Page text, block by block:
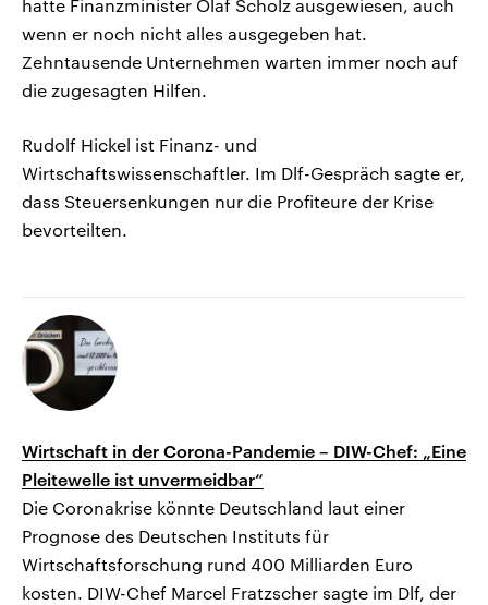
hatte Finanzminister Olaf Scholz ausgewiesen, auch
wenn er noch nicht alles ausgegeben hat.
Zehntausende Unternehmen warten immer noch auf
die zugesagten Hilfen.
Rudolf Hickel ist Finanz- und
Wirtschaftswissenschaftler. Im Dlf-Gespräch sagte er,
dass Steuersenkungen nur die Profiteure der Krise
bevorteilten.
Wirtschaft in der Corona-Pandemie – DIW-Chef: „Eine
Pleitewelle ist unvermeidbar“
Die Coronakrise könnte Deutschland laut einer
Prognose des Deutschen Instituts für
Wirtschaftsforschung rund 400 Milliarden Euro
kosten. DIW-Chef Marcel Fratzscher sagte im Dlf, der